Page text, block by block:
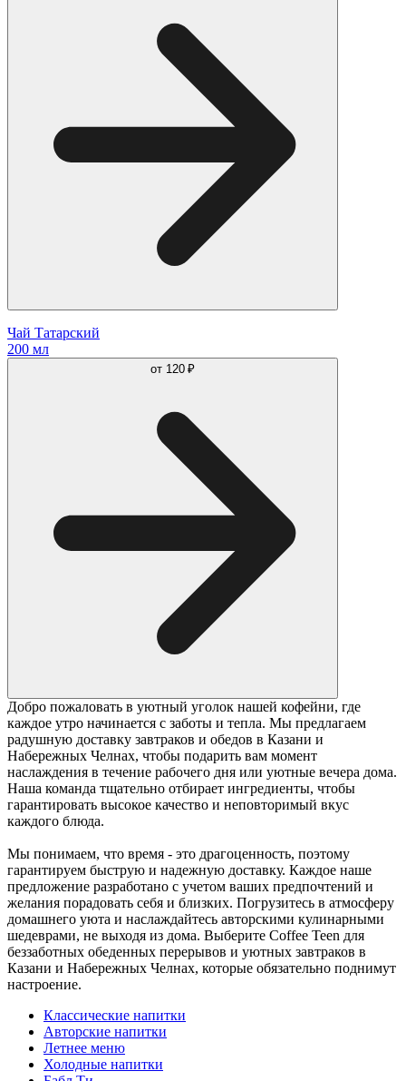
Чай Татарский
200 мл
от 120 ₽
Добро пожаловать в уютный уголок нашей кофейни, где
каждое утро начинается с заботы и тепла. Мы предлагаем
радушную доставку завтраков и обедов в Казани и
Набережных Челнах, чтобы подарить вам момент
наслаждения в течение рабочего дня или уютные вечера дома.
Наша команда тщательно отбирает ингредиенты, чтобы
гарантировать высокое качество и неповторимый вкус
каждого блюда.
Мы понимаем, что время - это драгоценность, поэтому
гарантируем быструю и надежную доставку. Каждое наше
предложение разработано с учетом ваших предпочтений и
желания порадовать себя и близких. Погрузитесь в атмосферу
домашнего уюта и наслаждайтесь авторскими кулинарными
шедеврами, не выходя из дома. Выберите Coffee Teen для
беззаботных обеденных перерывов и уютных завтраков в
Казани и Набережных Челнах, которые обязательно поднимут
настроение.
Классические напитки
Авторские напитки
Летнее меню
Холодные напитки